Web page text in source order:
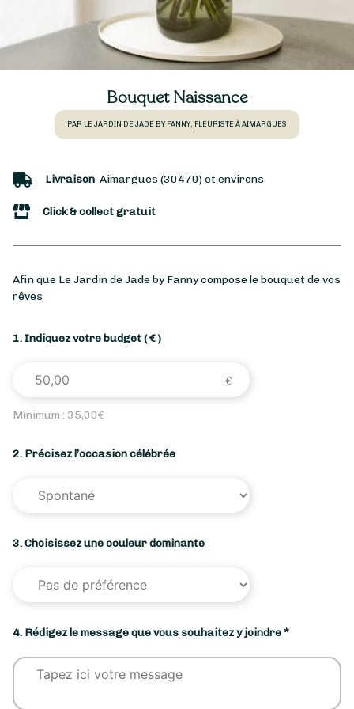
Bouquet Naissance
PAR LE JARDIN DE JADE BY FANNY, FLEURISTE À AIMARGUES
Livraison Aimargues (30470) et environs
Click & collect gratuit
Afin que Le Jardin de Jade by Fanny compose le bouquet de vos
rêves
1. Indiquez votre budget( € )
Minimum : 35,00€
2. Précisez l’occasion célébrée
3. Choisissez une couleur dominante
4. Rédigez le message que vous souhaitez y joindre *